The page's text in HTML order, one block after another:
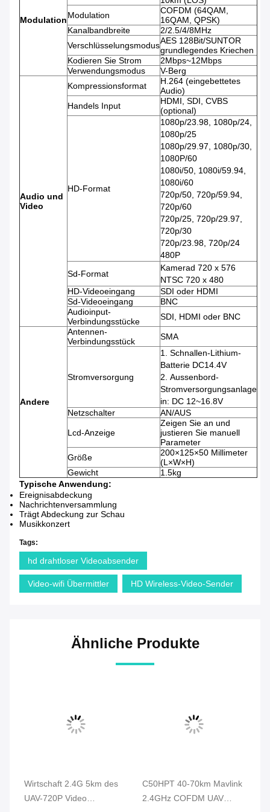
ModulationModulation
COFDM (64QAM,
16QAM, QPSK)
Kanalbandbreite
2/2.5/4/8MHz
VerschlüsselungsmodusAES 128Bit/SUNTOR
grundlegendes Kriechen
Kodieren Sie Strom
2Mbps~12Mbps
Verwendungsmodus
V-Berg
Audio und
Video
Kompressionsformat
H.264 (eingebettetes
Audio)
Handels Input
HDMI, SDI, CVBS
(optional)
HD-Format
1080p/23.98, 1080p/24,
1080p/25
1080p/29.97, 1080p/30,
1080P/60
1080i/50, 1080i/59.94,
1080i/60
720p/50, 720p/59.94,
720p/60
720p/25, 720p/29.97,
720p/30
720p/23.98, 720p/24
480P
Sd-Format
Kamerad 720 x 576
NTSC 720 x 480
HD-Videoeingang
SDI oder HDMI
Sd-Videoeingang
BNC
Audioinput-
Verbindungsstücke
SDI, HDMI oder BNC
Andere
Antennen-
Verbindungsstück
SMA
Stromversorgung
1. Schnallen-Lithium-
Batterie DC14.4V
2. Aussenbord-
Stromversorgungsanlage
in: DC 12~16.8V
Netzschalter
AN/AUS
Lcd-Anzeige
Zeigen Sie an und
justieren Sie manuell
Parameter
Größe
200×125×50 Millimeter
(L×W×H)
Gewicht
1.5kg
Typische Anwendung:
Ereignisabdeckung
Nachrichtenversammlung
Trägt Abdeckung zur Schau
Musikkonzert
Tags:
hd drahtloser Videoabsender
Video-wifi Übermittler HD Wireless-Video-Sender
Ähnliche Produkte
Wirtschaft 2.4G 5km des
UAV-720P Video
C50HPT 40-70km Mavlink
2.4GHz COFDM UAV